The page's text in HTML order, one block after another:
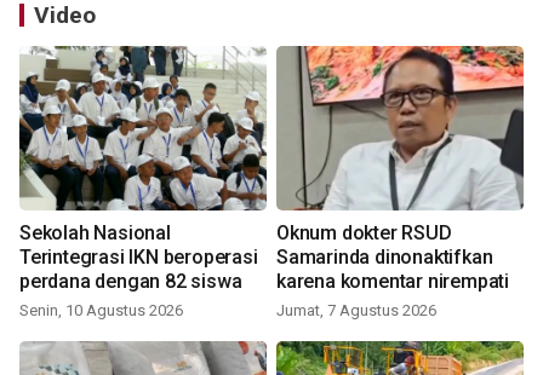
Video
Sekolah Nasional
Terintegrasi IKN beroperasi
perdana dengan 82 siswa
Senin, 10 Agustus 2026
Oknum dokter RSUD
Samarinda dinonaktifkan
karena komentar nirempati
Jumat, 7 Agustus 2026